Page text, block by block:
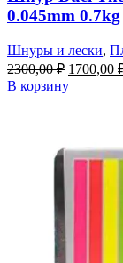
0.045mm 0.7kg
Шнуры и лески,
2300,00₽ 1700,00
В корзину